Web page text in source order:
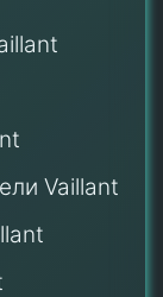
Vaillant